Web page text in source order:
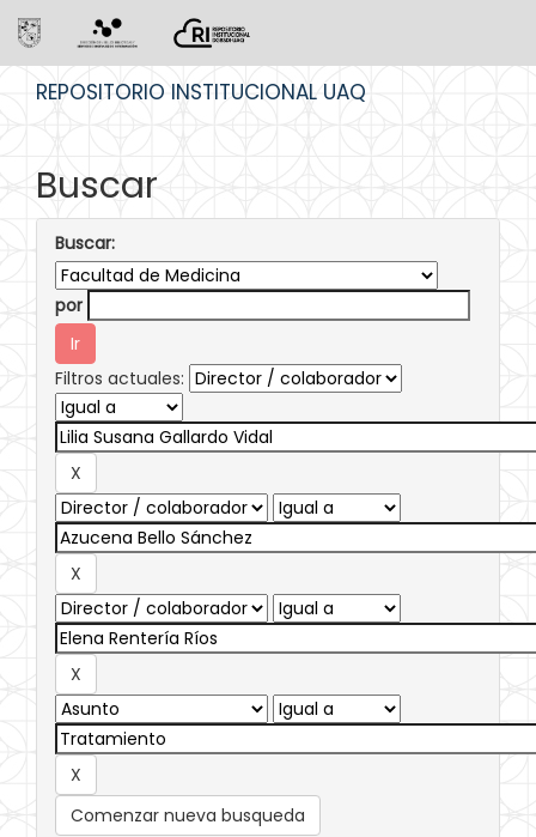
REPOSITORIO INSTITUCIONAL UAQ
Buscar
Buscar:
por
Filtros actuales:
Comenzar nueva busqueda